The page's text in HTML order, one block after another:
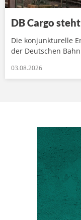
DB Cargo
Die konjunkturelle
der Deutschen
03.08.2026